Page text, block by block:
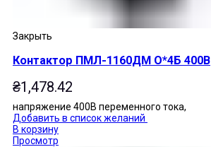
Закрыть
Контактор ПМЛ-1160ДМ О*4Б 400В
₴1,478.42
напряжение 400В переменного тока,
Добавить в список желаний
В корзину
Просмотр